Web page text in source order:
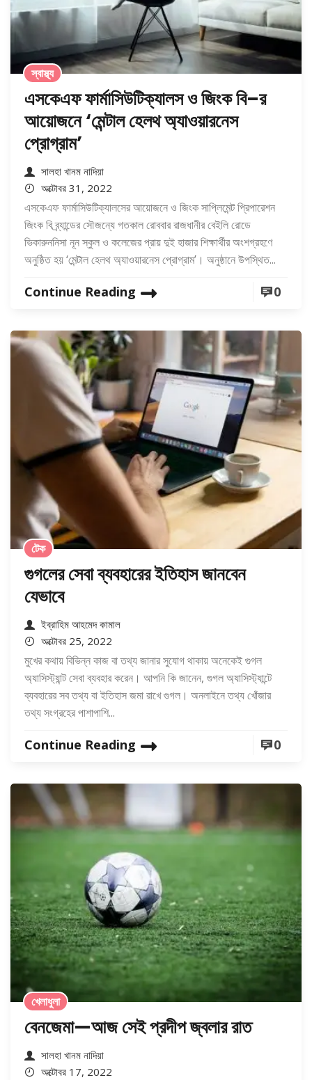
স্বাস্থ্য
এসকেএফ ফার্মাসিউটিক্যালস ও জিংক বি–র
আয়োজনে ‘মেন্টাল হেলথ অ্যাওয়ারনেস
প্রোগ্রাম’
সালহা খানম নাদিয়া
অক্টোবর 31, 2022
এসকেএফ ফার্মাসিউটিক্যালসের আয়োজনে ও জিংক সাপ্লিমেন্ট প্রিপারেশন
জিংক বি ব্র্যান্ডের সৌজন্যে গতকাল রোববার রাজধানীর বেইলি রোডে
ভিকারুননিসা নূন স্কুল ও কলেজের প্রায় দুই হাজার শিক্ষার্থীর অংশগ্রহণে
অনুষ্ঠিত হয় ‘মেন্টাল হেলথ অ্যাওয়ারনেস প্রোগ্রাম’। অনুষ্ঠানে উপস্থিত...
Continue Reading 0
টেক
গুগলের সেবা ব্যবহারের ইতিহাস জানবেন
যেভাবে
ইব্রাহিম আহমেদ কামাল
অক্টোবর 25, 2022
মুখের কথায় বিভিন্ন কাজ বা তথ্য জানার সুযোগ থাকায় অনেকেই গুগল
অ্যাসিস্ট্যান্ট সেবা ব্যবহার করেন। আপনি কি জানেন, গুগল অ্যাসিস্ট্যান্টে
ব্যবহারের সব তথ্য বা ইতিহাস জমা রাখে গুগল। অনলাইনে তথ্য খোঁজার
তথ্য সংগ্রহের পাশাপাশি...
Continue Reading 0
খেলাধুলা
বেনজেমা—আজ সেই প্রদীপ জ্বলার রাত
সালহা খানম নাদিয়া
অক্টোবর 17, 2022